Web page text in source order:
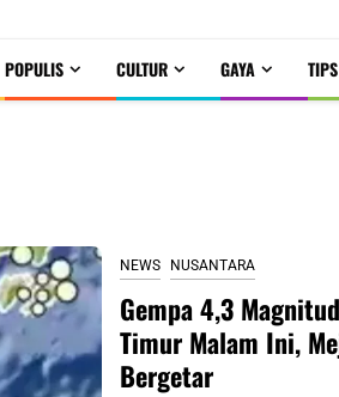
POPULIS CULTUR GAYA
NEWS NUSANTARA
Gempa 4,3
Timur Malam Ini,
Bergetar